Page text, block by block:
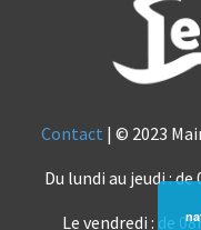
Contact | © 2023
Du lundi au jeudi : de
Le vendredi : de